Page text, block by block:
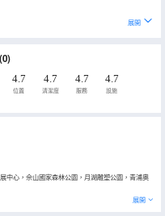
展開
4.7
位置
4.7
清潔度
4.7
服務
4.7
設施
中心，佘山國家森林公園，月湖雕塑公園，青浦奧
展開